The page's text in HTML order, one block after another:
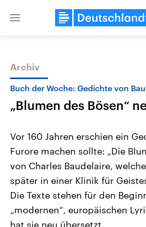
Close
Themen
Landtagswahl Sachsen-Anhalt
2026
Alle Informationen
Sachsen-Anhalt wählt am 6.
September 2026 einen neuen
Landtag. Seit 2021 wird das
Bundesland von einer Koalition aus
Archiv
Buch der Woche: Gedichte von
„Blumen des Bösen“
Vor 160 Jahren erschien ein
Furore machen sollte: „Die
von Charles Baudelaire,
später in einer Klinik für
Die Texte stehen für den
„modernen“, europäischen
hat sie neu übersetzt.